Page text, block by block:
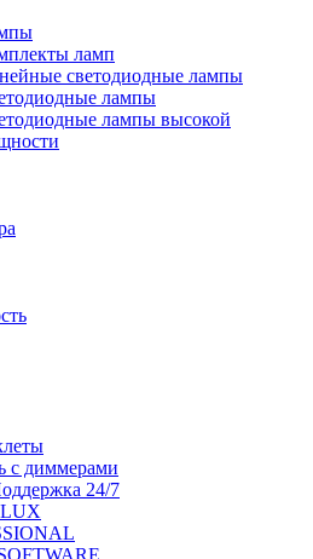
ламп
светодиодные лампы
лампы
лампы высокой
с диммерами
24/7